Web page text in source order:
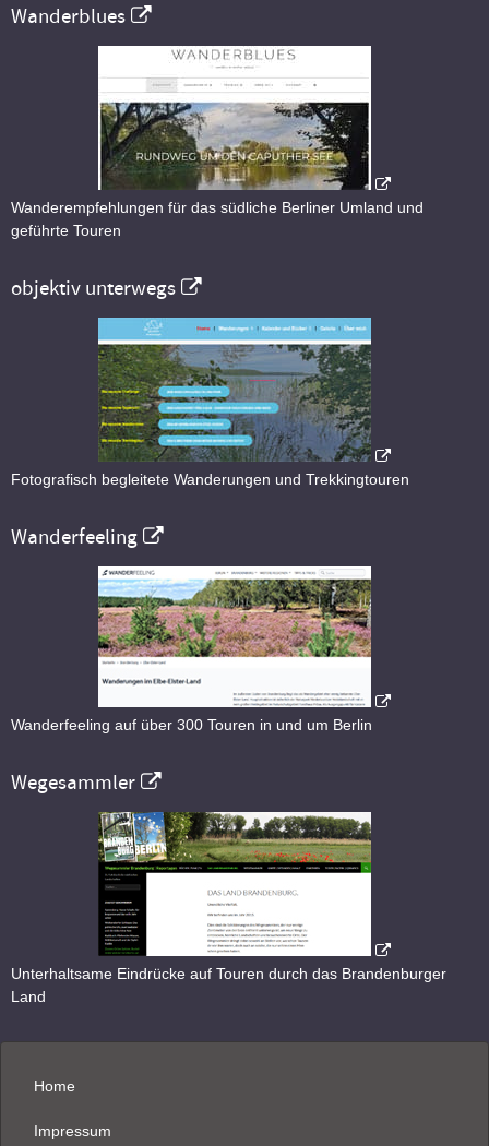
Wanderblues
Wanderempfehlungen für das südliche Berliner Umland und
geführte Touren
objektiv unterwegs
Fotografisch begleitete Wanderungen und Trekkingtouren
Wanderfeeling
Wanderfeeling auf über 300 Touren in und um Berlin
Wegesammler
Unterhaltsame Eindrücke auf Touren durch das Brandenburger
Land
Home
Impressum